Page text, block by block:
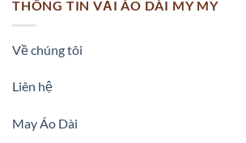
THÔNG TIN VẢI ÁO DÀI MY MY
Về chúng tôi
Liên hệ
May Áo Dài